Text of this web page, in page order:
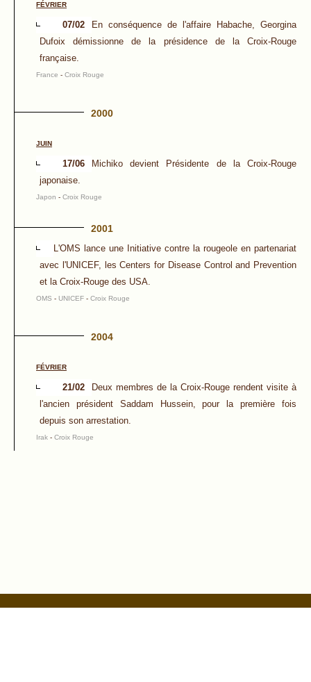
FÉVRIER
07/02
En conséquence de l'affaire Habache, Georgina
Dufoix démissionne de la présidence de la Croix-Rouge
française.
France - Croix Rouge
2000
JUIN
17/06
Michiko devient Présidente de la Croix-Rouge
japonaise.
Japon - Croix Rouge
2001
L'OMS lance une Initiative contre la rougeole en partenariat
avec l'UNICEF, les Centers for Disease Control and Prevention
et la Croix-Rouge des USA.
OMS - UNICEF - Croix Rouge
2004
FÉVRIER
21/02
Deux membres de la Croix-Rouge rendent visite à
l'ancien président Saddam Hussein, pour la première fois
depuis son arrestation.
Irak - Croix Rouge